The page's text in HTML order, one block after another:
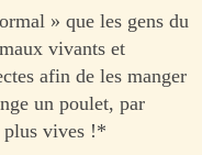
» que les gens du
vivants et
afin de les manger
un poulet, par
plus vives !*